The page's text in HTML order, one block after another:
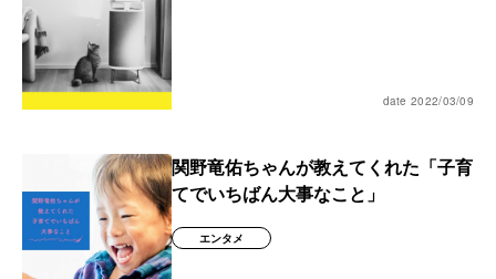
date 2022/03/09
関野竜佑ちゃんが教えてくれた「子育
てでいちばん大事なこと」
エンタメ